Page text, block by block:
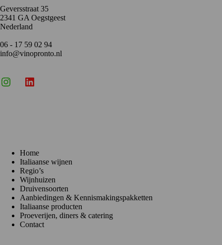
Geversstraat 35
2341 GA Oegstgeest
Nederland
06 - 17 59 02 94
info@vinopronto.nl
InstagramLinkedIn
Home
Italiaanse wijnen
Regio’s
Wijnhuizen
Druivensoorten
Aanbiedingen & Kennismakingspakketten
Italiaanse producten
Proeverijen, diners & catering
Contact